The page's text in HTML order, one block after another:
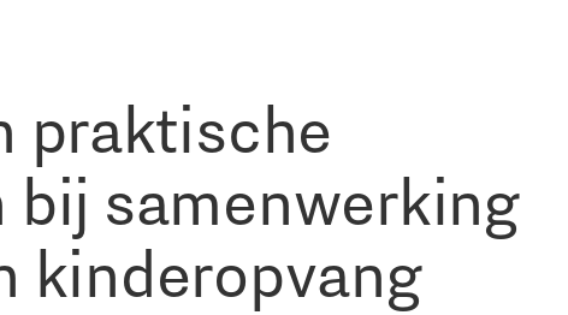
praktische
bij samenwerking
kinderopvang